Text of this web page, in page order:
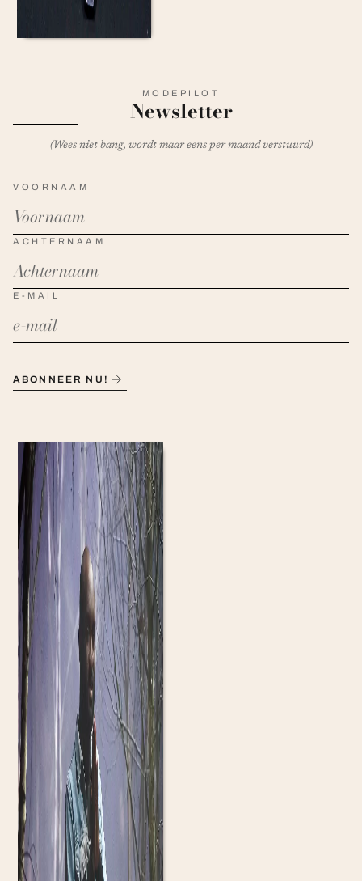
MODEPILOT
Newsletter
(Wees niet bang, wordt maar eens per maand verstuurd)
VOORNAAM
ACHTERNAAM
E-MAIL
ABONNEER NU!